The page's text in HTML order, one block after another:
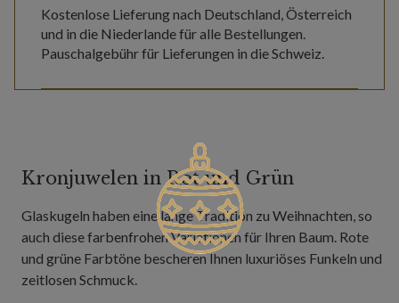
Kostenlose Lieferung nach Deutschland, Österreich
und in die Niederlande für alle Bestellungen.
Pauschalgebühr für Lieferungen in die Schweiz.
Kronjuwelen in Rot und Grün
Glaskugeln haben eine lange Tradition zu Weihnachten, so
auch diese farbenfrohen Variationen für Ihren Baum. Rote
und grüne Farbtöne bescheren Ihnen luxuriöses Funkeln und
zeitlosen Schmuck.